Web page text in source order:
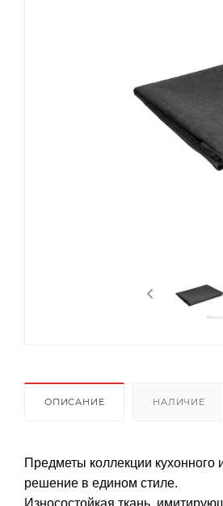
ОПИСАНИЕ НАЛИЧИЕ
Предметы коллекции
решение в едином стиле.
Износостойкая ткань,